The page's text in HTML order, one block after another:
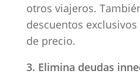
otros viajeros.
descuentos
de precio.
Elimina deudas